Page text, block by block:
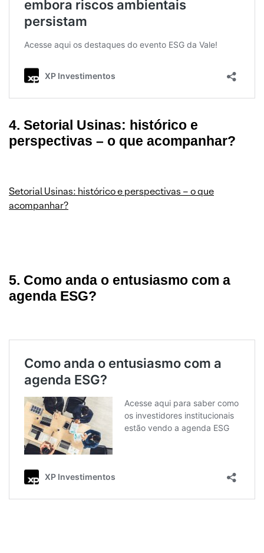
4. Setorial Usinas: histórico e
perspectivas – o que acompanhar?
Setorial Usinas: histórico e perspectivas – o que
acompanhar?
5. Como anda o entusiasmo com a
agenda ESG?